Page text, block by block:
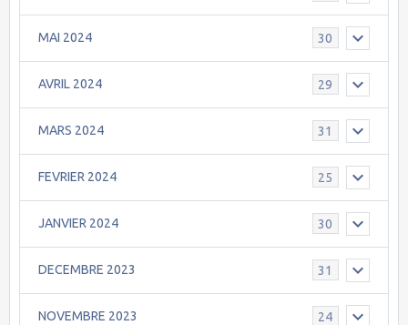
MAI 2024 30
AVRIL 2024 29
MARS 2024 31
FEVRIER 2024 25
JANVIER 2024 30
DECEMBRE 2023 31
NOVEMBRE 2023 24